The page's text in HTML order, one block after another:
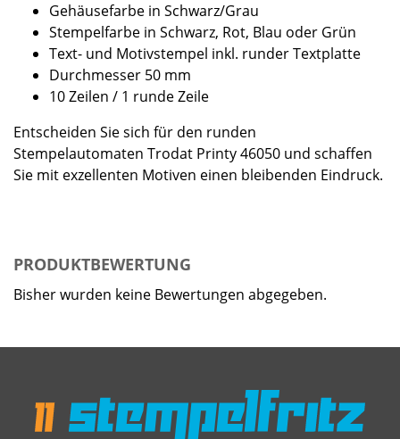
Gehäusefarbe in Schwarz/Grau
Stempelfarbe in Schwarz, Rot, Blau oder Grün
Text- und Motivstempel inkl. runder Textplatte
Durchmesser 50 mm
10 Zeilen / 1 runde Zeile
Entscheiden Sie sich für den runden
Stempelautomaten Trodat Printy 46050 und schaffen
Sie mit exzellenten Motiven einen bleibenden Eindruck.
PRODUKTBEWERTUNG
Bisher wurden keine Bewertungen abgegeben.